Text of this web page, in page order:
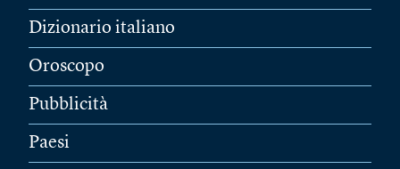
Dizionario italiano
Oroscopo
Pubblicità
Paesi